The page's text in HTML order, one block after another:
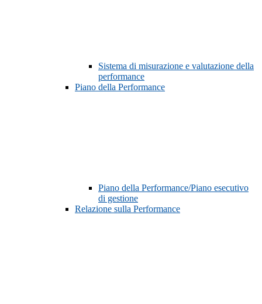
Sistema di misurazione e valutazione della
performance
Piano della Performance
Piano della Performance/Piano esecutivo
di gestione
Relazione sulla Performance